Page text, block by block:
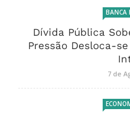
BANCA
Dívida Pública
Pressão Desloca-
7 de